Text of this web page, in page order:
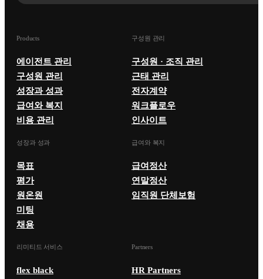
Products
에이전트 관리
구성원 관리
성장과 성과
급여와 복지
비용 관리
구성원 관리
구성원 · 조직 관리
근태 관리
전자계약
워크플로우
인사이트
성장과 성과
목표
평가
원온원
미팅
채용
급여와 복지
급여정산
연말정산
임직원 단체보험
리미티드 서비스
flex black
Partners
HR Partners